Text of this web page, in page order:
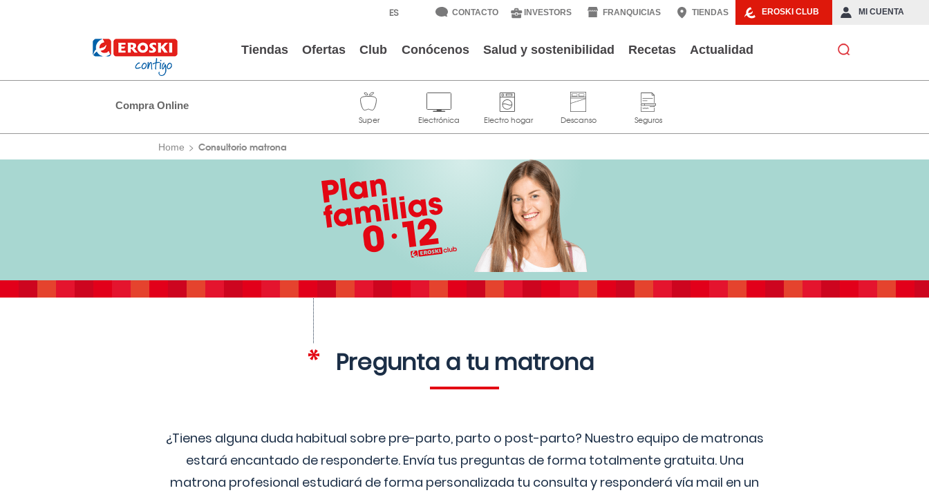
EROSKI CLUB MI CUENTA
CONTACTO INVESTORS FRANQUICIAS TIENDAS
Tiendas Ofertas Club Conócenos Salud y sostenibilidad Recetas Actualidad
Compra Online
Home Consultorio matrona
Pregunta a tu matrona
¿Tienes alguna duda habitual sobre pre-parto, parto o post-parto? Nuestro equipo de matronas
estará encantado de responderte. Envía tus preguntas de forma totalmente gratuita. Una
matrona profesional estudiará de forma personalizada tu consulta y responderá vía mail en un